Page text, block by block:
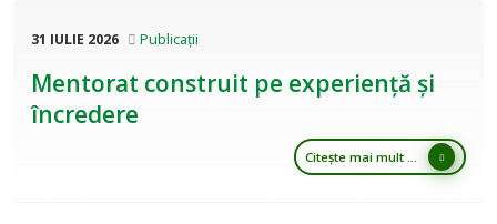
31 IULIE 2026 Publicații
Mentorat construit pe experiență și
încredere
Citește mai mult ...